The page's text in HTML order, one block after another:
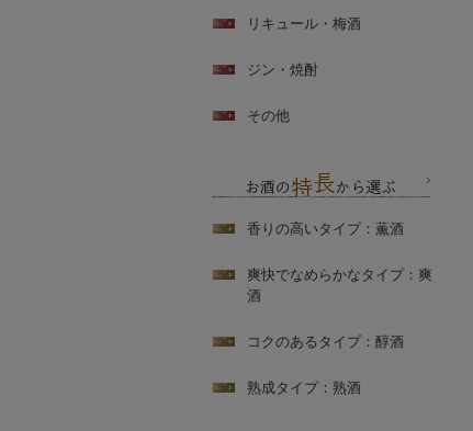
リキュール・梅酒
ジン・焼酎
その他
香りの高いタイプ：薫酒
爽快でなめらかなタイプ：爽
酒
コクのあるタイプ：醇酒
熟成タイプ：熟酒